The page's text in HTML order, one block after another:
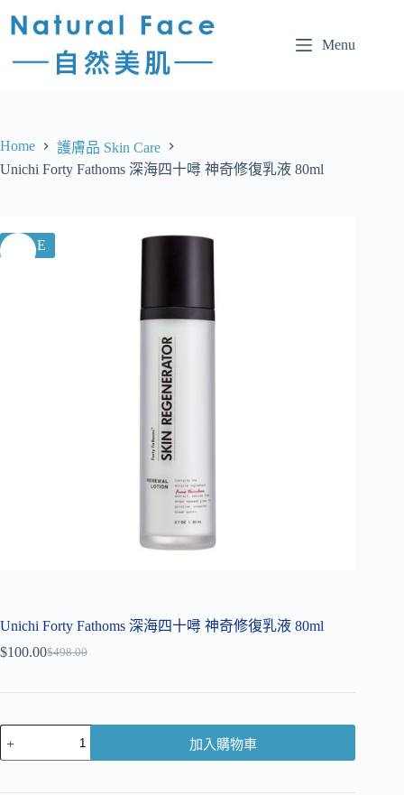
Menu
Home
護膚品 Skin Care
Unichi Forty Fathoms 深海四十噚 神奇修復乳液 80ml
SALE
Unichi Forty Fathoms 深海四十噚 神奇修復乳液 80ml
$498.00
$100.00
加入購物車